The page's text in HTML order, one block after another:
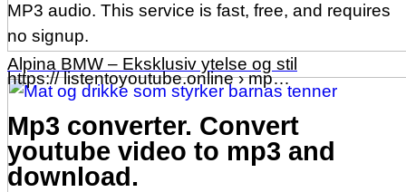
Alpina BMW – Eksklusiv ytelse og stil
MP3 audio. This service is fast, free, and requires
no signup.
https:// listentoyoutube.online › mp…
Mp3 converter. Convert
youtube video to mp3 and
download.